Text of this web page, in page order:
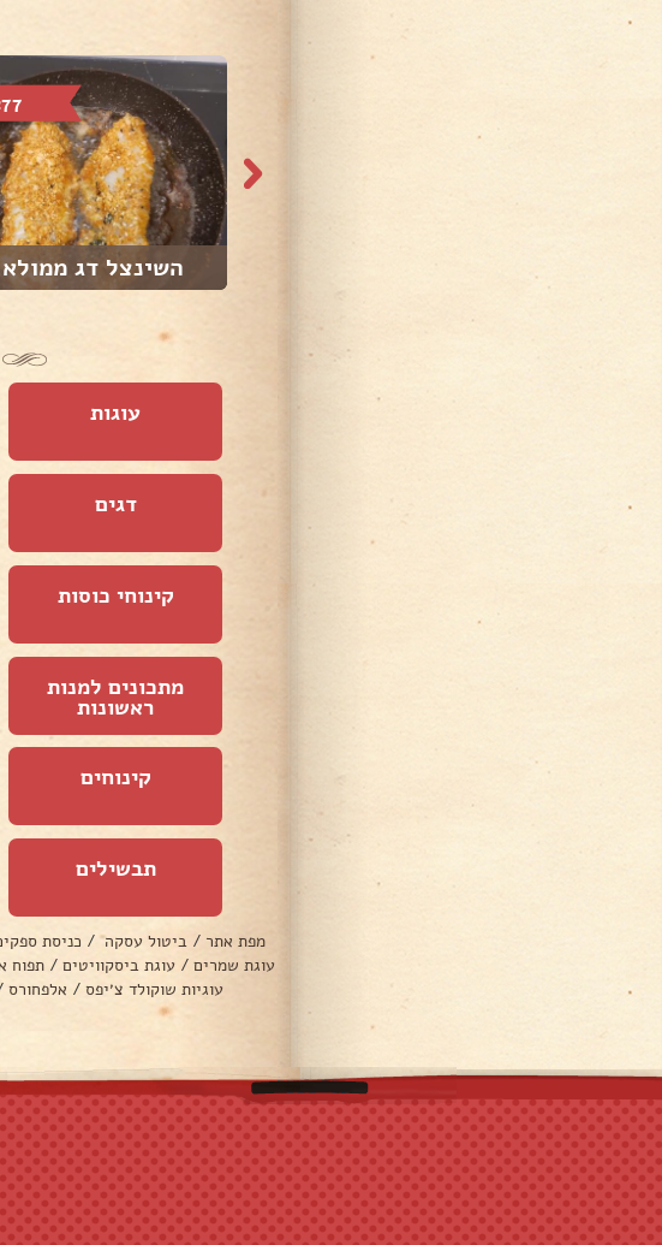
277
השינצל דג
עוגות
דגים
קינוחי כוסות
מתכונים למנות
ראשונות
קינוחים
תבשילים
מפת אתר / ביטול עסקה / כניסת
עוגת שמרים / עוגת ביסקוויטים / תפוח
עוגיות שוקולד צ׳יפס / אלפחורס